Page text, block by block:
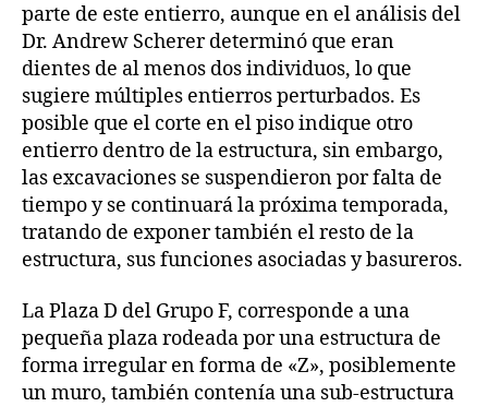
parte de este entierro, aunque en el análisis del
Dr. Andrew Scherer determinó que eran
dientes de al menos dos individuos, lo que
sugiere múltiples entierros perturbados. Es
posible que el corte en el piso indique otro
entierro dentro de la estructura, sin embargo,
las excavaciones se suspendieron por falta de
tiempo y se continuará la próxima temporada,
tratando de exponer también el resto de la
estructura, sus funciones asociadas y basureros.
La Plaza D del Grupo F, corresponde a una
pequeña plaza rodeada por una estructura de
forma irregular en forma de «Z», posiblemente
un muro, también contenía una sub-estructura